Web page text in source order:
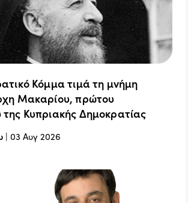
Κόμμα τιμά τη μνήμη
Μακαρίου, πρώτου
Κυπριακής Δημοκρατίας
|03 Αυγ 2026